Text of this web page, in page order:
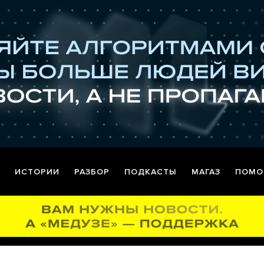
ИСТОРИИ РАЗБОР ПОДКАСТЫ МАГАЗ